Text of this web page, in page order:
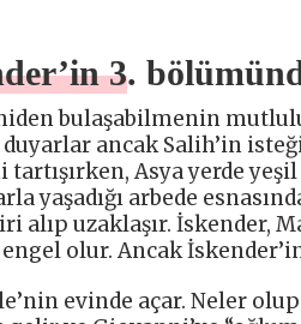
3.
bulaşabilmenin
duyarlar ancak Salih’in
Asya yerde
yaşadığı arbede
alıp uzaklaşır. İskender,
olur. Ancak
evinde açar. Neler